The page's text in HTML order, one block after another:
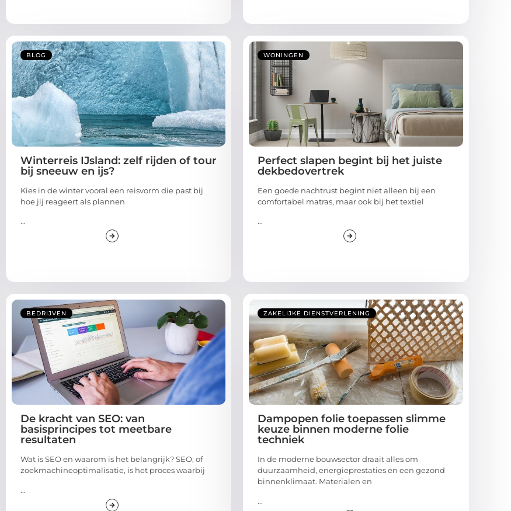
BLOG
Winterreis IJsland: zelf rijden of tour
bij sneeuw en ijs?
Kies in de winter vooral een reisvorm die past bij
hoe jij reageert als plannen
...
WONINGEN
Perfect slapen begint bij het juiste
dekbedovertrek
Een goede nachtrust begint niet alleen bij een
comfortabel matras, maar ook bij het textiel
...
BEDRIJVEN
De kracht van SEO: van
basisprincipes tot meetbare
resultaten
Wat is SEO en waarom is het belangrijk? SEO, of
zoekmachineoptimalisatie, is het proces waarbij
...
ZAKELIJKE DIENSTVERLENING
Dampopen folie toepassen slimme
keuze binnen moderne folie
techniek
In de moderne bouwsector draait alles om
duurzaamheid, energieprestaties en een gezond
binnenklimaat. Materialen en
...